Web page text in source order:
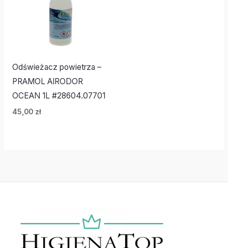
Odświeżacz powietrza –
PRAMOL AIRODOR
OCEAN 1L #28604.07701
45,00 zł